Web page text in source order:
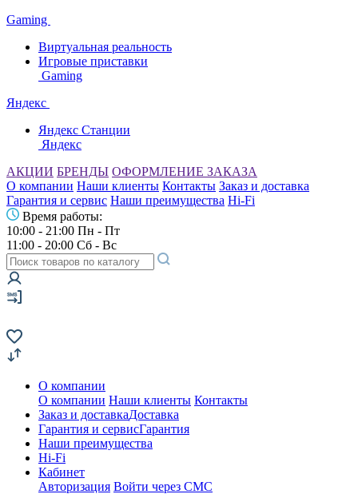
Gaming
Виртуальная реальность
Игровые приставки
Gaming
Яндекс
Яндекс Станции
Яндекс
АКЦИИ БРЕНДЫ ОФОРМЛЕНИЕ ЗАКАЗА
О компании Наши клиенты Контакты Заказ и доставка
Гарантия и сервис Наши преимущества Hi-Fi
Время работы:
10:00 - 21:00 Пн - Пт
11:00 - 20:00 Сб - Вс
О компании
О компании Наши клиенты Контакты
Заказ и доставкаДоставка
Гарантия и сервисГарантия
Наши преимущества
Hi-Fi
Кабинет
Авторизация Войти через СМС